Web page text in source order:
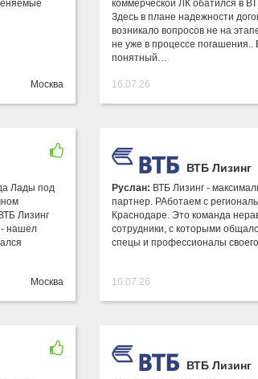
Москва
коммерческой ЛК обатился в
Здесь в плане надежности
возникало вопросов не на
не уже в процессе погашения..
понятный…
16.07.26
Лады под
Лизинг
нашел
Москва
ВТБ Лизинг
Руслан: ВТБ Лизинг -
партнер. РАботаем с
Краснодаре. Это команда
сотрудники, с которыми
спецы и профессионалы
10.07.26
ВТБ Лизинг